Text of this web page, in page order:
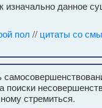
изначально данное
пол // цитаты со
поиски
стремиться.